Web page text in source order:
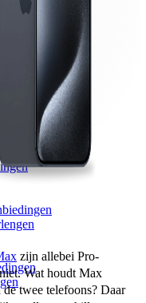
zijn allebei Pro-
Wat houdt Max
twee telefoons? Daar